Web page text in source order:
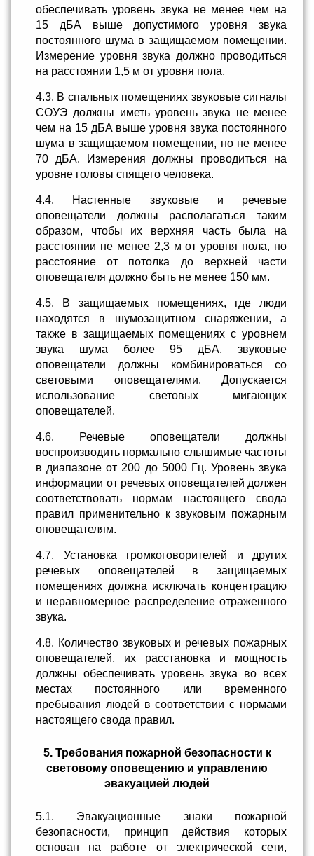
обеспечивать уровень звука не менее чем на
15 дБА выше допустимого уровня звука
постоянного шума в защищаемом помещении.
Измерение уровня звука должно проводиться
на расстоянии 1,5 м от уровня пола.
4.3. В спальных помещениях звуковые сигналы
СОУЭ должны иметь уровень звука не менее
чем на 15 дБА выше уровня звука постоянного
шума в защищаемом помещении, но не менее
70 дБА. Измерения должны проводиться на
уровне головы спящего человека.
4.4. Настенные звуковые и речевые
оповещатели должны располагаться таким
образом, чтобы их верхняя часть была на
расстоянии не менее 2,3 м от уровня пола, но
расстояние от потолка до верхней части
оповещателя должно быть не менее 150 мм.
4.5. В защищаемых помещениях, где люди
находятся в шумозащитном снаряжении, а
также в защищаемых помещениях с уровнем
звука шума более 95 дБА, звуковые
оповещатели должны комбинироваться со
световыми оповещателями. Допускается
использование световых мигающих
оповещателей.
4.6. Речевые оповещатели должны
воспроизводить нормально слышимые частоты
в диапазоне от 200 до 5000 Гц. Уровень звука
информации от речевых оповещателей должен
соответствовать нормам настоящего свода
правил применительно к звуковым пожарным
оповещателям.
4.7. Установка громкоговорителей и других
речевых оповещателей в защищаемых
помещениях должна исключать концентрацию
и неравномерное распределение отраженного
звука.
4.8. Количество звуковых и речевых пожарных
оповещателей, их расстановка и мощность
должны обеспечивать уровень звука во всех
местах постоянного или временного
пребывания людей в соответствии с нормами
настоящего свода правил.
5. Требования пожарной безопасности к
световому оповещению и управлению
эвакуацией людей
5.1. Эвакуационные знаки пожарной
безопасности, принцип действия которых
основан на работе от электрической сети,